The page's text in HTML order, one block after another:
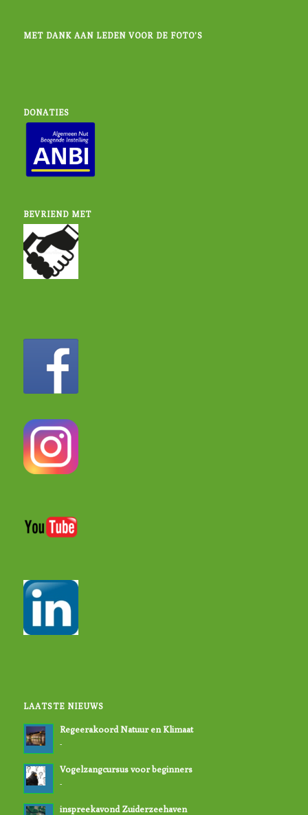
MET DANK AAN LEDEN VOOR DE FOTO’S
DONATIES
BEVRIEND MET
LAATSTE NIEUWS
Regeerakoord Natuur en Klimaat
-
Vogelzangcursus voor beginners
-
inspreekavond Zuiderzeehaven